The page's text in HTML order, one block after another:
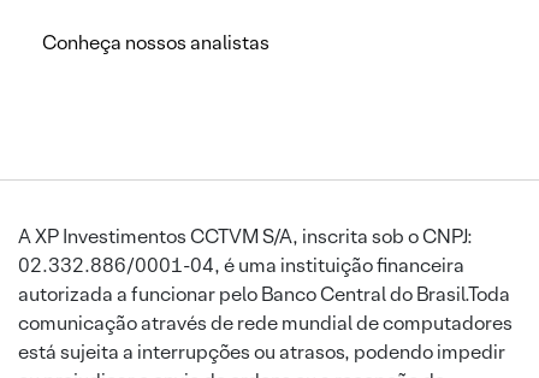
Conheça nossos analistas
A XP Investimentos CCTVM S/A, inscrita sob o CNPJ:
02.332.886/0001-04, é uma instituição financeira
autorizada a funcionar pelo Banco Central do Brasil.Toda
comunicação através de rede mundial de computadores
está sujeita a interrupções ou atrasos, podendo impedir